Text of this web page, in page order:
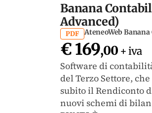
Banana
Advanced)
PDF AteneoWeb
€ 169,00 + iva
Software di
del Terzo Settore,
subito il Rendiconto
nuovi schemi di